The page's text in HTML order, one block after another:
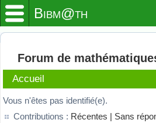
Bibm@th
Forum de
Accueil
Vous n'êtes pas identifié(e).
Contributions : Récentes | Sans